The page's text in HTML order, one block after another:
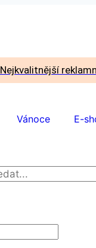
Nejkvalitnější
Vánoce E-